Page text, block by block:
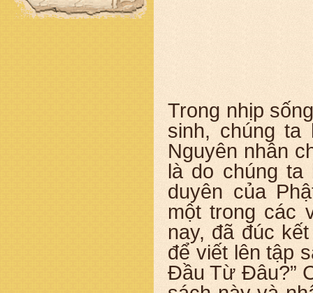
Trong nhịp
sinh, chúng ta
Nguyên nhân
là do chúng ta
duyên của
một trong các
nay, đã đúc
để viết lên tập
Đầu Từ Đâu?”